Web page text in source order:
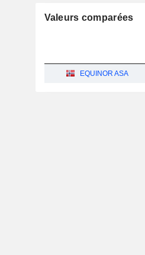
Valeurs comparées
EQUINOR ASA